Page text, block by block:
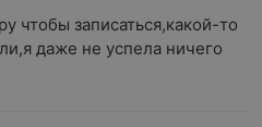
чтобы записаться,какой-то
даже не успела ничего